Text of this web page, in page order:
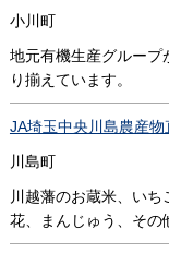
小川町
地元有機生産グループ
り揃えています。
JA埼玉中央川島農産物
川島町
川越藩のお蔵米、いち
花、まんじゅう、その